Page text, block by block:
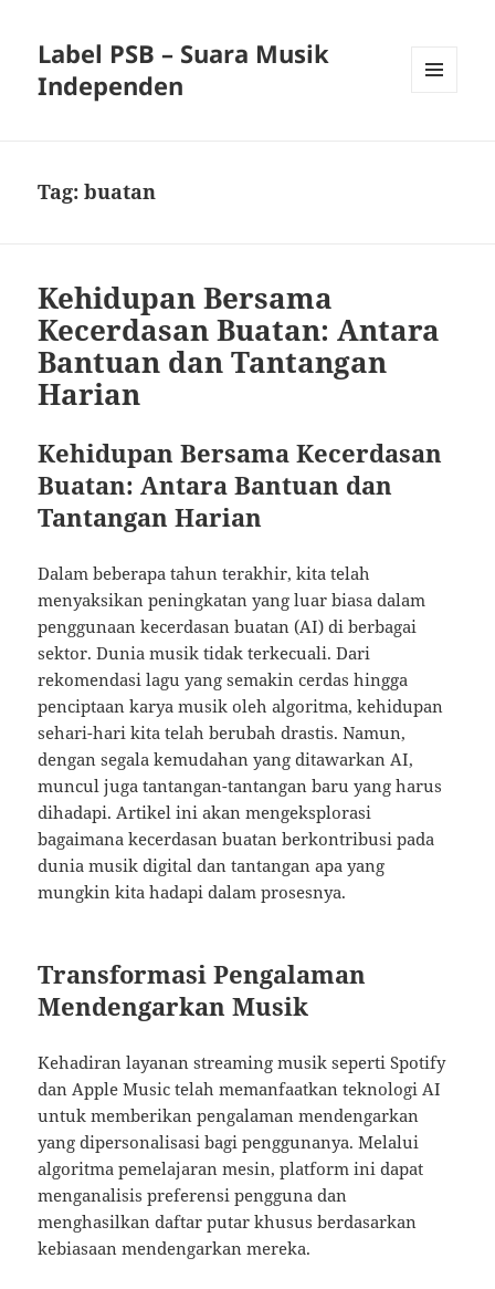
Label PSB – Suara Musik
Independen
Tag:buatan
Kehidupan Bersama
Kecerdasan Buatan: Antara
Bantuan dan Tantangan
Harian
Kehidupan Bersama Kecerdasan
Buatan: Antara Bantuan dan
Tantangan Harian
Dalam beberapa tahun terakhir, kita telah
menyaksikan peningkatan yang luar biasa dalam
penggunaan kecerdasan buatan (AI) di berbagai
sektor. Dunia musik tidak terkecuali. Dari
rekomendasi lagu yang semakin cerdas hingga
penciptaan karya musik oleh algoritma, kehidupan
sehari-hari kita telah berubah drastis. Namun,
dengan segala kemudahan yang ditawarkan AI,
muncul juga tantangan-tantangan baru yang harus
dihadapi. Artikel ini akan mengeksplorasi
bagaimana kecerdasan buatan berkontribusi pada
dunia musik digital dan tantangan apa yang
mungkin kita hadapi dalam prosesnya.
Transformasi Pengalaman
Mendengarkan Musik
Kehadiran layanan streaming musik seperti Spotify
dan Apple Music telah memanfaatkan teknologi AI
untuk memberikan pengalaman mendengarkan
yang dipersonalisasi bagi penggunanya. Melalui
algoritma pemelajaran mesin, platform ini dapat
menganalisis preferensi pengguna dan
menghasilkan daftar putar khusus berdasarkan
kebiasaan mendengarkan mereka.